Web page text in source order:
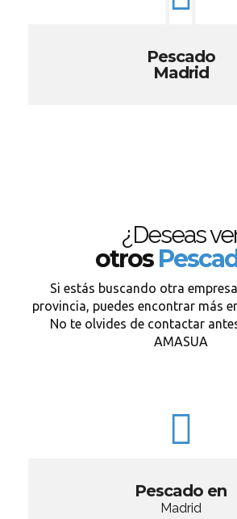
Pescado
Madrid
¿Deseas
otros
Si estás buscando otra
provincia, puedes encontrar más
No te olvides de contactar
AMASUA
Pescado en
Madrid